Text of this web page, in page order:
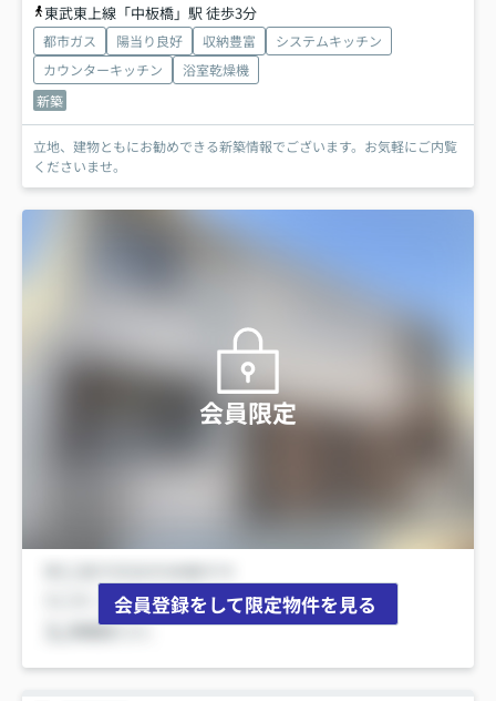
東武東上線「中板橋」駅 徒歩3分
都市ガス 陽当り良好 収納豊富
システムキッチン
カウンターキッチン
浴室乾燥機
新築
立地、建物ともにお勧めできる新築情報でございます。お気軽にご内覧
くださいませ。
会員限定
会員登録をして限定物件を見る